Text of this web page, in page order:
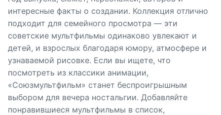
интересные факты о создании. Коллекция отлично
подходит для семейного просмотра — эти
советские мультфильмы одинаково увлекают и
детей, и взрослых благодаря юмору, атмосфере и
узнаваемой рисовке. Если вы ищете, что
посмотреть из классики анимации,
«Союзмультфильм» станет беспроигрышным
выбором для вечера ностальгии. Добавляйте
понравившиеся мультфильмы в список,